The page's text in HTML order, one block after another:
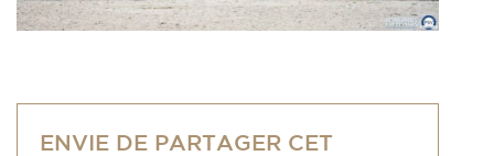
ENVIE DE PARTAGER CET